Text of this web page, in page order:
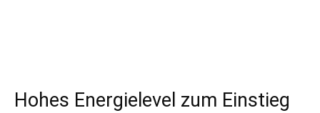
Hohes Energielevel zum Einstieg